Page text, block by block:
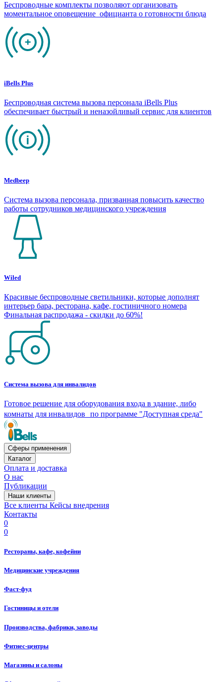
Беспроводные комплекты позволяют организовать
моментальное оповещение официанта о готовности блюда
iBells Plus
Беспроводная система вызова персонала iBells Plus
обеспечивает быстрый и неназойливый сервис для клиентов
Medbeep
Система вызова персонала, призванная повысить качество
работы сотрудников медицинского учреждения
Wiled
Красивые беспроводные светильники, которые дополнят
интерьер бара, ресторана, кафе, гостиничного номера
Финальная распродажа - скидки до 60%!
Система вызова для инвалидов
Готовое решение для оборудования входа в здание, либо
комнаты для инвалидов по программе "Доступная среда"
Сферы применения
Каталог
Оплата и доставка
О нас
Публикации
Наши клиенты
Все клиенты Кейсы внедрения
Контакты
0
0
Рестораны, кафе, кофейни
Медицинские учреждения
Фаст-фуд
Гостиницы и отели
Производства, фабрики, заводы
Фитнес-центры
Магазины и салоны